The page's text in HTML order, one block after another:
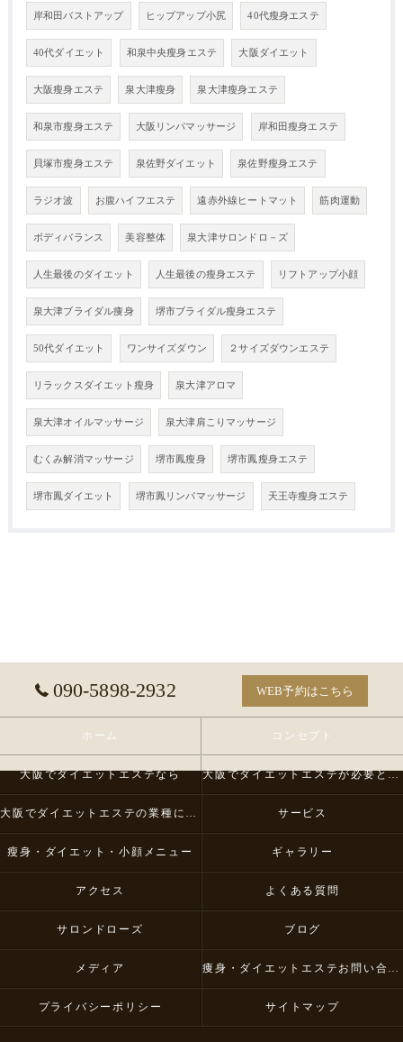
岸和田バストアップ ヒップアップ小尻 40代瘦身エステ
40代ダイエット 和泉中央瘦身エステ 大阪ダイエット
大阪瘦身エステ 泉大津瘦身 泉大津瘦身エステ
和泉市瘦身エステ 大阪リンパマッサージ 岸和田瘦身エステ
貝塚市瘦身エステ 泉佐野ダイエット 泉佐野瘦身エステ
ラジオ波 お腹ハイフエステ 遠赤外線ヒートマット 筋肉運動
ボディバランス 美容整体 泉大津サロンドロ－ズ
人生最後のダイエット 人生最後の瘦身エステ リフトアップ小顔
泉大津ブライダル痩身 堺市ブライダル瘦身エステ
50代ダイエット ワンサイズダウン ２サイズダウンエステ
リラックスダイエット瘦身 泉大津アロマ
泉大津オイルマッサージ 泉大津肩こりマッサージ
むくみ解消マッサージ 堺市鳳瘦身 堺市鳳瘦身エステ
堺市鳳ダイエット 堺市鳳リンパマッサージ 天王寺瘦身エステ
090-5898-2932 WEB予約はこちら
ホーム コンセプト
大阪でダイエットエステなら 大阪でダイエットエステが必要とされる理由
大阪でダイエットエステの業種について サービス
瘦身・ダイエット・小顔メニュー ギャラリー
アクセス よくある質問
サロンドローズ ブログ
メディア 痩身・ダイエットエステお問い合わせ
プライバシーポリシー サイトマップ